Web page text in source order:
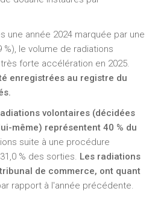
une année 2024 marquée par une
le volume de radiations
forte accélération en 2025.
enregistrées au registre du
volontaires (décidées
même) représentent 40 % du
suite à une procédure
% des sorties. Les radiations
de commerce, ont quant
rapport à l'année précédente.